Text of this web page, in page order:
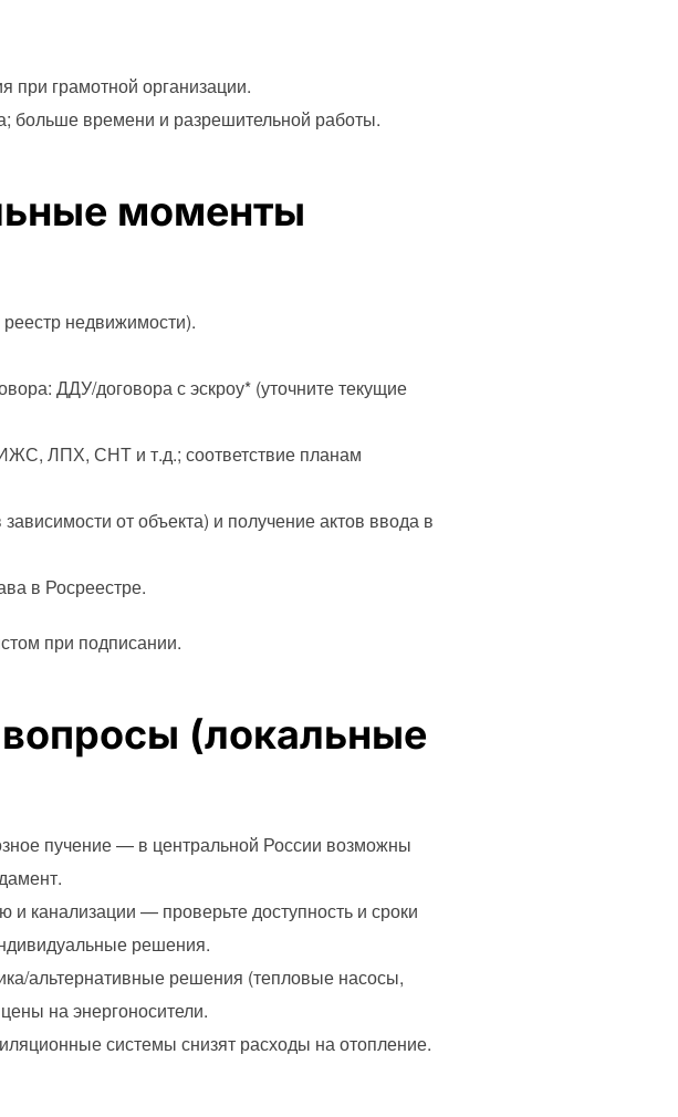
грамотной организации.
больше времени и разрешительной работы.
моменты
недвижимости).
ДДУ/договора с эскроу* (уточните текущие
ЛПХ, СНТ и т.д.; соответствие планам
от объекта) и получение актов ввода в
в Росреестре.
при подписании.
(локальные
пучение — в центральной России возможны
канализации — проверьте доступность и сроки
решения.
альтернативные решения (тепловые насосы,
на энергоносители.
системы снизят расходы на отопление.